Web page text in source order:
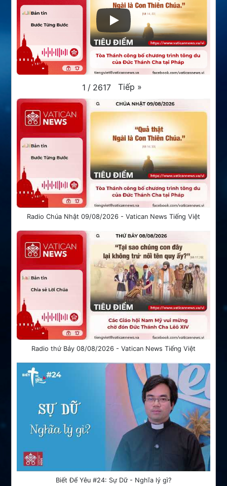
1 / 2617 Tiếp »
Radio Chúa Nhật 09/08/2026 - Vatican News Tiếng Việt
Radio thứ Bảy 08/08/2026 - Vatican News Tiếng Việt
Biết Để Yêu #24: Sự Dữ - Nghĩa lý gì?